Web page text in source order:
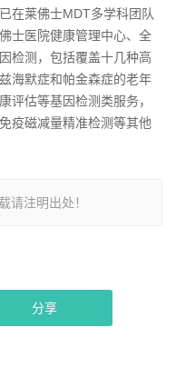
在莱佛士MDT多学科团队
士医院健康管理中心、全
检测，包括覆盖十几种高
海默症和帕金森症的老年
评估等基因检测类服务，
疫磁减量精准检测等其他
请注明出处！
分享